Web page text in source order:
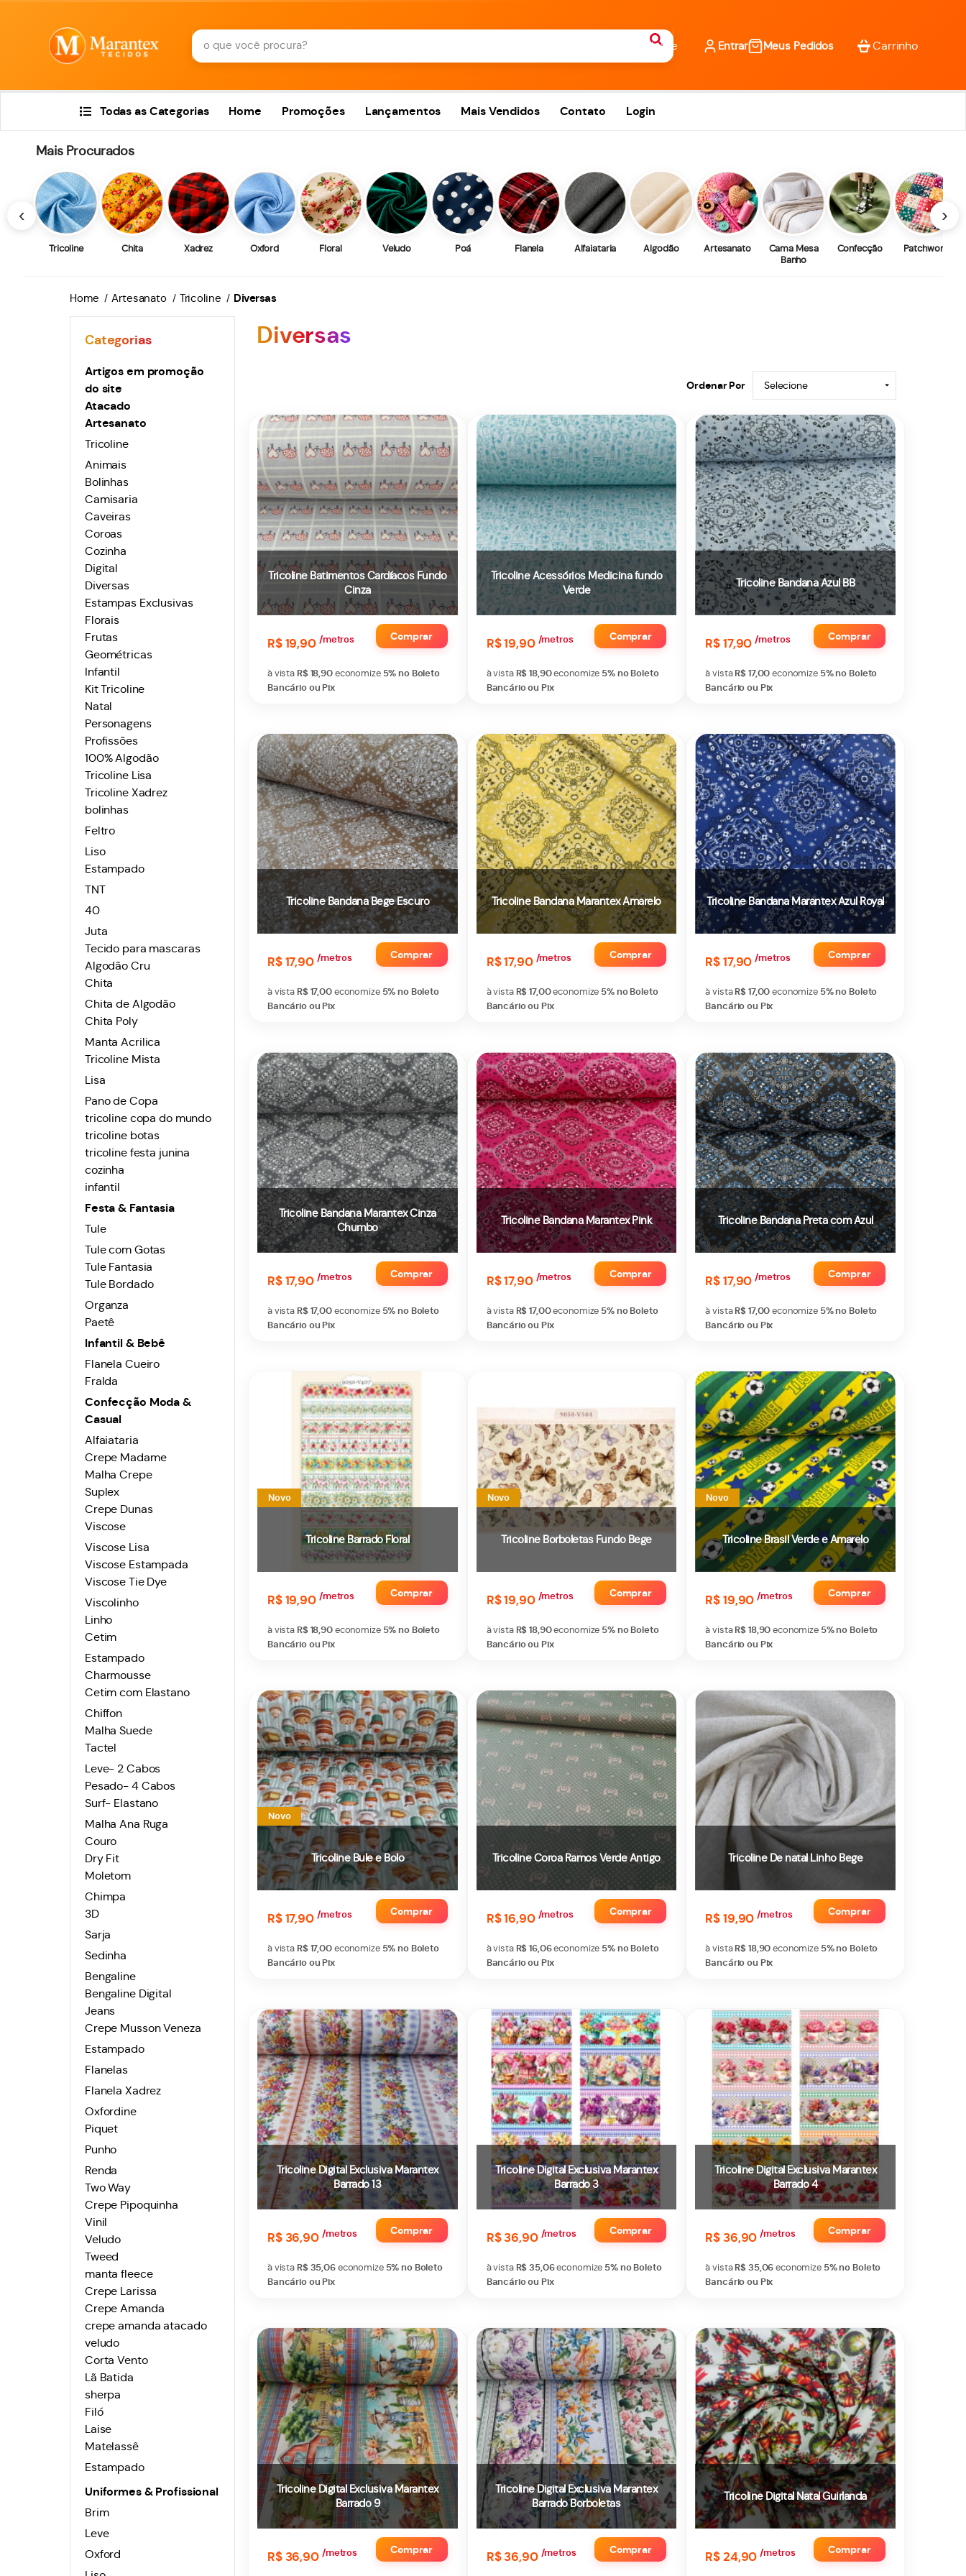
Entrar Meus Pedidos
Todas as Categorias Home Promoções Lançamentos Mais Vendidos Contato Login
‹
Mais Procurados
Tricoline Chita Xadrez Oxford Floral Veludo Poá Flanela Alfaiataria Algodão Artesanato
Cama Mesa
Banho
Confecção Patchwork
›
Home Artesanato Tricoline Diversas
Artigos em promoção
do site
Atacado
Artesanato
Tricoline
Animais
Bolinhas
Camisaria
Caveiras
Coroas
Cozinha
Digital
Diversas
Estampas Exclusivas
Florais
Frutas
Geométricas
Infantil
Kit Tricoline
Natal
Personagens
Profissões
100% Algodão
Tricoline Lisa
Tricoline Xadrez
bolinhas
Feltro
Liso
Estampado
TNT
40
Juta
Tecido para mascaras
Algodão Cru
Chita
Chita de Algodão
Chita Poly
Manta Acrilica
Tricoline Mista
Lisa
Pano de Copa
tricoline copa do mundo
tricoline botas
tricoline festa junina
cozinha
infantil
Festa & Fantasia
Tule
Tule com Gotas
Tule Fantasia
Tule Bordado
Organza
Paetê
Infantil & Bebê
Flanela Cueiro
Fralda
Confecção Moda &
Casual
Alfaiataria
Crepe Madame
Malha Crepe
Suplex
Crepe Dunas
Viscose
Viscose Lisa
Viscose Estampada
Viscose Tie Dye
Viscolinho
Linho
Cetim
Estampado
Charmousse
Cetim com Elastano
Chiffon
Malha Suede
Tactel
Leve- 2 Cabos
Pesado- 4 Cabos
Surf- Elastano
Malha Ana Ruga
Couro
Dry Fit
Moletom
Chimpa
3D
Sarja
Sedinha
Bengaline
Bengaline Digital
Jeans
Crepe Musson Veneza
Estampado
Flanelas
Flanela Xadrez
Oxfordine
Piquet
Punho
Renda
Two Way
Crepe Pipoquinha
Vinil
Veludo
Tweed
manta fleece
Crepe Larissa
Crepe Amanda
crepe amanda atacado
veludo
Corta Vento
Lã Batida
sherpa
Filó
Laise
Matelassê
Estampado
Uniformes & Profissional
Brim
Leve
Oxford
Diversas
Ordenar Por Selecione
Tricoline Batimentos Cardíacos Fundo
Cinza
R$ 19,90 /metros Comprar
à vista R$ 18,90economize 5%no Boleto
Bancário ou Pix
Tricoline Acessórios Medicina fundo
Verde
R$ 19,90 /metros Comprar
à vista R$ 18,90economize 5%no Boleto
Bancário ou Pix
Tricoline Bandana Azul BB
R$ 17,90 /metros Comprar
à vistaR$ 17,00economize 5%no Boleto
Bancário ou Pix
Tricoline Bandana Bege Escuro
R$ 17,90 /metros Comprar
à vista R$ 17,00economize 5%no Boleto
Bancário ou Pix
Tricoline Bandana Marantex Amarelo
R$ 17,90 /metros Comprar
à vista R$ 17,00economize 5%no Boleto
Bancário ou Pix
Tricoline Bandana Marantex Azul Royal
R$ 17,90 /metros Comprar
à vistaR$ 17,00economize 5%no Boleto
Bancário ou Pix
Tricoline Bandana Marantex Cinza
Chumbo
R$ 17,90 /metros Comprar
à vista R$ 17,00economize 5%no Boleto
Bancário ou Pix
Tricoline Bandana Marantex Pink
R$ 17,90 /metros Comprar
à vista R$ 17,00economize 5%no Boleto
Bancário ou Pix
Tricoline Bandana Preta com Azul
R$ 17,90 /metros Comprar
à vistaR$ 17,00economize 5%no Boleto
Bancário ou Pix
Novo
Tricoline Barrado Floral
R$ 19,90 /metros Comprar
à vista R$ 18,90economize 5%no Boleto
Bancário ou Pix
Novo
Tricoline Borboletas Fundo Bege
R$ 19,90 /metros Comprar
à vista R$ 18,90economize 5%no Boleto
Bancário ou Pix
Novo
Tricoline Brasil Verde e Amarelo
R$ 19,90 /metros Comprar
à vistaR$ 18,90economize 5%no Boleto
Bancário ou Pix
Novo
Tricoline Bule e Bolo
R$ 17,90 /metros Comprar
à vista R$ 17,00economize 5%no Boleto
Bancário ou Pix
Tricoline Coroa Ramos Verde Antigo
R$ 16,90 /metros Comprar
à vista R$ 16,06economize 5%no Boleto
Bancário ou Pix
Tricoline De natal Linho Bege
R$ 19,90 /metros Comprar
à vistaR$ 18,90economize 5%no Boleto
Bancário ou Pix
Tricoline Digital Exclusiva Marantex
Barrado 13
R$ 36,90 /metros Comprar
à vista R$ 35,06economize 5%no Boleto
Bancário ou Pix
Tricoline Digital Exclusiva Marantex
Barrado 3
R$ 36,90 /metros Comprar
à vista R$ 35,06economize 5%no Boleto
Bancário ou Pix
Tricoline Digital Exclusiva Marantex
Barrado 4
R$ 36,90 /metros Comprar
à vistaR$ 35,06economize 5%no Boleto
Bancário ou Pix
Tricoline Digital Exclusiva Marantex
Barrado 9
R$ 36,90 /metros Comprar
Tricoline Digital Exclusiva Marantex
Barrado Borboletas
R$ 36,90 /metros Comprar
Tricoline Digital Natal Guirlanda
R$ 24,90 /metros Comprar